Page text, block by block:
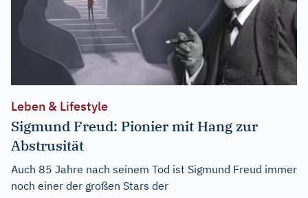
Leben & Lifestyle
Sigmund Freud: Pionier mit Hang zur
Abstrusität
Auch 85 Jahre nach seinem Tod ist Sigmund Freud immer
noch einer der großen Stars der